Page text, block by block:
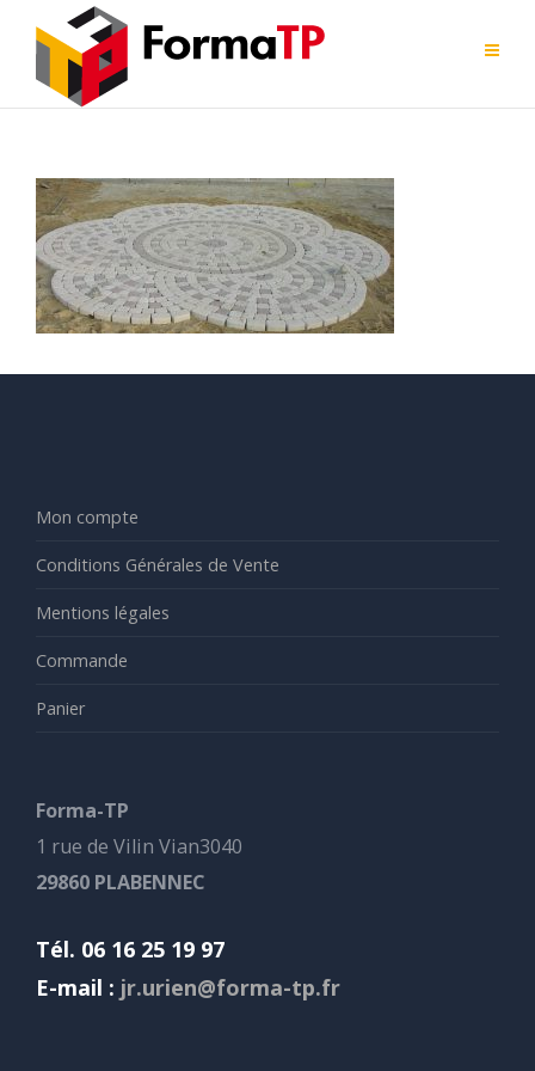
Mon compte
Conditions Générales de Vente
Mentions légales
Commande
Panier
Forma-TP
1 rue de Vilin Vian3040
29860 PLABENNEC
Tél. 06 16 25 19 97
E-mail : jr.urien@forma-tp.fr